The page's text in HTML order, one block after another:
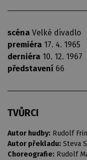
scéna Velké divadlo
premiéra 17. 4. 1965
derniéra 10. 12. 1967
představení 66
TVŮRCI
Autor hudby: Rudolf
Autor překladu: Steva
Choreografie: Rudolf